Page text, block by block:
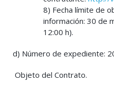
8) Fecha límite de
información: 30 de
12:00 h).
d) Número de expediente:
Objeto del Contrato.